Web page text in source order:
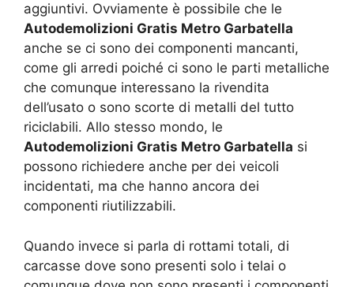
aggiuntivi. Ovviamente è possibile che le
Autodemolizioni Gratis Metro Garbatella
anche se ci sono dei componenti mancanti,
come gli arredi poiché ci sono le parti metalliche
che comunque interessano la rivendita
dell’usato o sono scorte di metalli del tutto
riciclabili. Allo stesso mondo, le
Autodemolizioni Gratis Metro Garbatella si
possono richiedere anche per dei veicoli
incidentati, ma che hanno ancora dei
componenti riutilizzabili.
Quando invece si parla di rottami totali, di
carcasse dove sono presenti solo i telai o